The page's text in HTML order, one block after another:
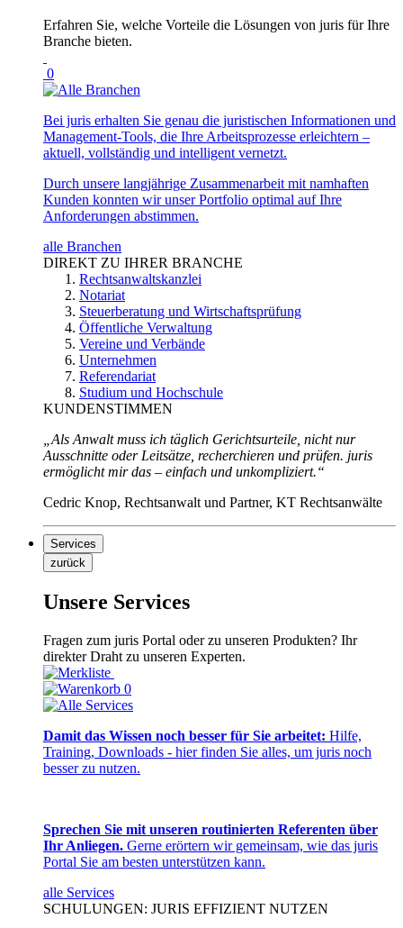
Erfahren Sie, welche Vorteile die Lösungen von juris für Ihre
Branche bieten.
0
Bei juris erhalten Sie genau die juristischen Informationen und
Management-Tools, die Ihre Arbeitsprozesse erleichtern –
aktuell, vollständig und intelligent vernetzt.
Durch unsere langjährige Zusammenarbeit mit namhaften
Kunden konnten wir unser Portfolio optimal auf Ihre
Anforderungen abstimmen.
alle Branchen
DIREKT ZU IHRER BRANCHE
Rechtsanwaltskanzlei
Notariat
Steuerberatung und Wirtschaftsprüfung
Öffentliche Verwaltung
Vereine und Verbände
Unternehmen
Referendariat
Studium und Hochschule
KUNDENSTIMMEN
„Als Anwalt muss ich täglich Gerichtsurteile, nicht nur
Ausschnitte oder Leitsätze, recherchieren und prüfen. juris
ermöglicht mir das – einfach und unkompliziert.“
Cedric Knop, Rechtsanwalt und Partner, KT Rechtsanwälte
Services
zurück
Unsere Services
Fragen zum juris Portal oder zu unseren Produkten? Ihr
direkter Draht zu unseren Experten.
0
Damit das Wissen noch besser für Sie arbeitet: Hilfe,
Training, Downloads - hier finden Sie alles, um juris noch
besser zu nutzen.
Sprechen Sie mit unseren routinierten Referenten über
Ihr Anliegen. Gerne erörtern wir gemeinsam, wie das juris
Portal Sie am besten unterstützen kann.
alle Services
SCHULUNGEN: JURIS EFFIZIENT NUTZEN